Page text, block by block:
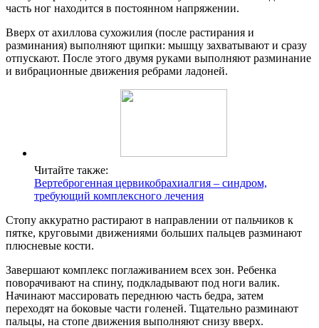
часть ног находится в постоянном напряжении.
Вверх от ахиллова сухожилия (после растирания и
разминания) выполняют щипки: мышцу захватывают и сразу
отпускают. После этого двумя руками выполняют разминание
и вибрационные движения ребрами ладоней.
Читайте также:
Вертеброгенная цервикобрахиалгия – синдром,
требующий комплексного лечения
Стопу аккуратно растирают в направлении от пальчиков к
пятке, круговыми движениями больших пальцев разминают
плюсневые кости.
Завершают комплекс поглаживанием всех зон. Ребенка
поворачивают на спину, подкладывают под ноги валик.
Начинают массировать переднюю часть бедра, затем
переходят на боковые части голеней. Тщательно разминают
пальцы, на стопе движения выполняют снизу вверх.